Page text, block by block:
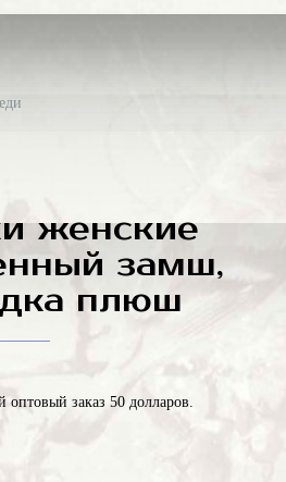
женские
замш,
плюш
заказ 50 долларов.